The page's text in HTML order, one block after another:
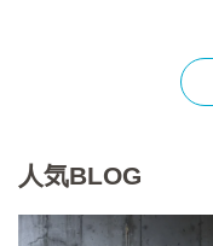
人気BLOG